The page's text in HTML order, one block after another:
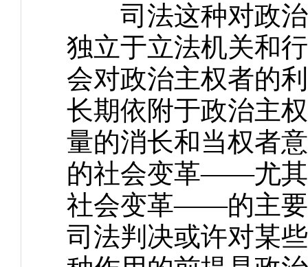
司法这种对政治
独立于立法机关和
会对政治主权者的
长期依附于政治主
量的消长和当权者
的社会变革——尤其
社会变革——的主要
司法判决或许对某